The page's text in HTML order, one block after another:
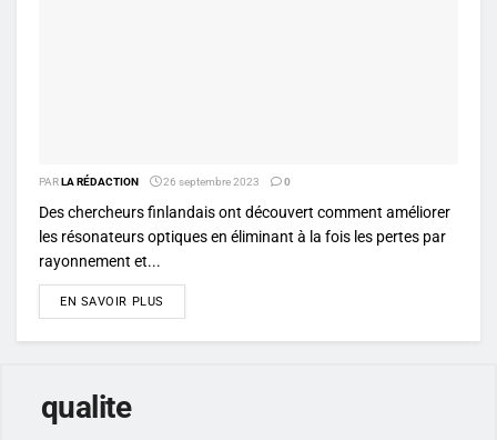
PARLA RÉDACTION 26 septembre 2023 0
Des chercheurs finlandais ont découvert comment améliorer
les résonateurs optiques en éliminant à la fois les pertes par
rayonnement et...
EN SAVOIR PLUS
qualite